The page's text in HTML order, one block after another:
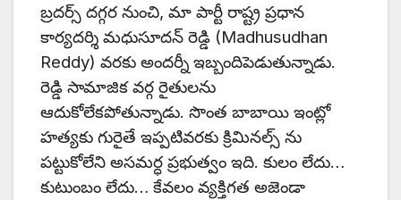
బ్రదర్స్ దగ్గర నుంచి, మా పార్టీ రాష్ట్ర ప్రధాన
కార్యదర్శి మధుసూదన్ రెడ్డి (Madhusudhan
Reddy) వరకు అందర్నీ ఇబ్బందిపెడుతున్నాడు.
రెడ్డి సామాజిక వర్గ రైతులను
ఆదుకోలేకపోతున్నాడు. సొంత బాబాయి ఇంట్లో
హత్యకు గురైతే ఇప్పటివరకు క్రిమినల్స్ ను
పట్టుకోలేని అసమర్ధ ప్రభుత్వం ఇది. కులం లేదు…
కుటుంబం లేదు… కేవలం వ్యక్తిగత అజెండా